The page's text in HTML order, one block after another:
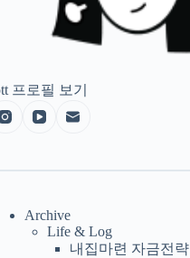
프로필 보기
Archive
Life & Log
내집마련 자금전략